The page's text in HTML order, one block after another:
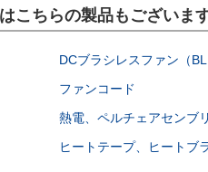
こちらの製品もございます
DCブラシレスファン（
ファンコード
熱電、ペルチェアセンブリ
ヒートテープ、ヒートブ